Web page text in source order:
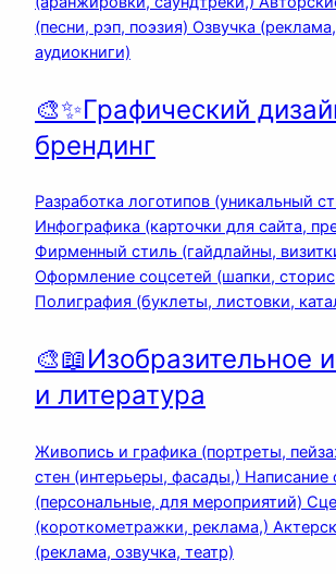
(песни, рэп, поэзия) Озвучка
аудиокниги)
🎨✨Графический
брендинг
Разработка логотипов (уникальный
Инфографика (карточки для сайта,
Фирменный стиль (гайдлайны,
Оформление соцсетей (шапки,
Полиграфия (буклеты, листовки,
🎨📖Изобразительное
и литература
Живопись и графика (портреты,
стен (интерьеры, фасады,) Написание
(персональные, для мероприятий)
(короткометражки, реклама,)
(реклама, озвучка, театр)